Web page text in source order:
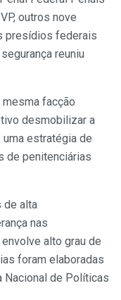
outros nove
presídios federais
reuniu
facção
desmobilizar a
estratégia de
de penitenciárias
de alta
nas
alto grau de
foram elaboradas
Nacional de Políticas